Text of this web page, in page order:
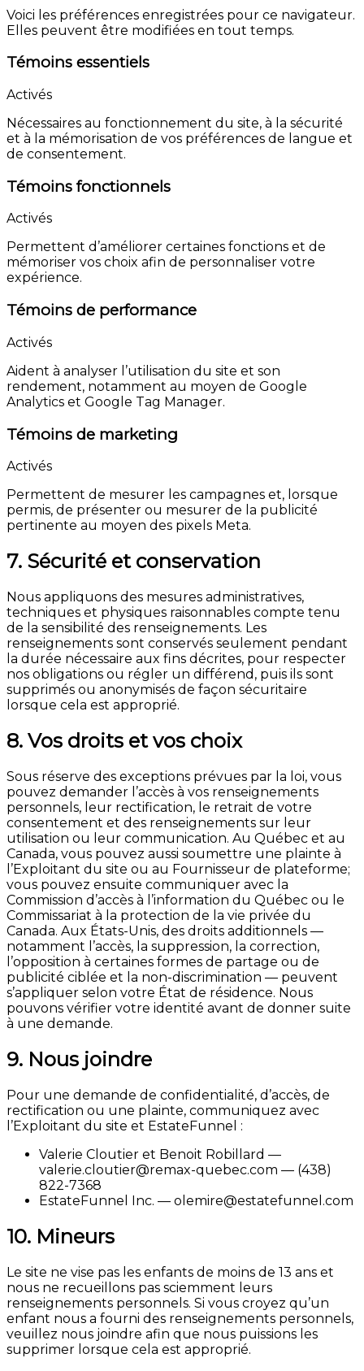
Voici les préférences enregistrées pour ce navigateur.
Elles peuvent être modifiées en tout temps.
Témoins essentiels
Activés
Nécessaires au fonctionnement du site, à la sécurité
et à la mémorisation de vos préférences de langue et
de consentement.
Témoins fonctionnels
Activés
Permettent d’améliorer certaines fonctions et de
mémoriser vos choix afin de personnaliser votre
expérience.
Témoins de performance
Activés
Aident à analyser l’utilisation du site et son
rendement, notamment au moyen de Google
Analytics et Google Tag Manager.
Témoins de marketing
Activés
Permettent de mesurer les campagnes et, lorsque
permis, de présenter ou mesurer de la publicité
pertinente au moyen des pixels Meta.
7. Sécurité et conservation
Nous appliquons des mesures administratives,
techniques et physiques raisonnables compte tenu
de la sensibilité des renseignements. Les
renseignements sont conservés seulement pendant
la durée nécessaire aux fins décrites, pour respecter
nos obligations ou régler un différend, puis ils sont
supprimés ou anonymisés de façon sécuritaire
lorsque cela est approprié.
8. Vos droits et vos choix
Sous réserve des exceptions prévues par la loi, vous
pouvez demander l’accès à vos renseignements
personnels, leur rectification, le retrait de votre
consentement et des renseignements sur leur
utilisation ou leur communication. Au Québec et au
Canada, vous pouvez aussi soumettre une plainte à
l’Exploitant du site ou au Fournisseur de plateforme;
vous pouvez ensuite communiquer avec la
Commission d’accès à l’information du Québec ou le
Commissariat à la protection de la vie privée du
Canada. Aux États-Unis, des droits additionnels —
notamment l’accès, la suppression, la correction,
l’opposition à certaines formes de partage ou de
publicité ciblée et la non-discrimination — peuvent
s’appliquer selon votre État de résidence. Nous
pouvons vérifier votre identité avant de donner suite
à une demande.
9. Nous joindre
Pour une demande de confidentialité, d’accès, de
rectification ou une plainte, communiquez avec
l’Exploitant du site et EstateFunnel :
Valerie Cloutier et Benoit Robillard —
valerie.cloutier@remax-quebec.com — (438)
822-7368
EstateFunnel Inc. — olemire@estatefunnel.com
10. Mineurs
Le site ne vise pas les enfants de moins de 13 ans et
nous ne recueillons pas sciemment leurs
renseignements personnels. Si vous croyez qu’un
enfant nous a fourni des renseignements personnels,
veuillez nous joindre afin que nous puissions les
supprimer lorsque cela est approprié.